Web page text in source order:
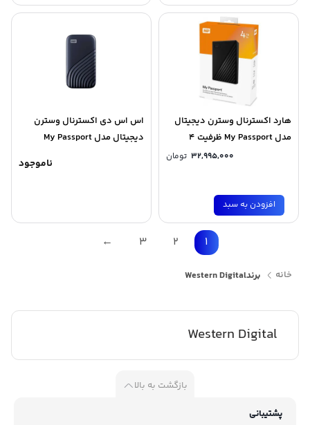
هارد اکسترنال وسترن دیجیتال
مدل My Passport ظرفیت 4
32,995,000 تومان
افزودن به سبد
اس اس دی اکسترنال وسترن
دیجیتال مدل My Passport
ناموجود
1
2
3
←
خانه برندWestern Digital
Western Digital
بازگشت به بالا
پشتیبانی